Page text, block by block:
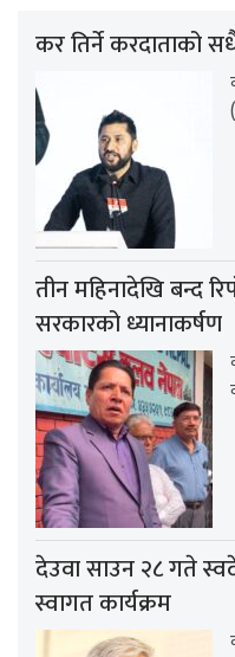
कर तिर्ने करदाताको
तीन महिनादेखि बन्द
सरकारको ध्यानाकर्षण
देउवा साउन २८ गते
स्वागत कार्यक्रम